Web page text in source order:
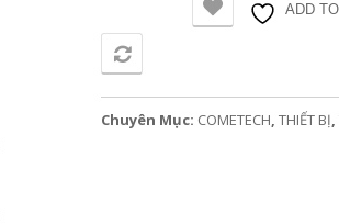
ADD
Chuyên Mục: COMETECH, THIẾT BỊ,